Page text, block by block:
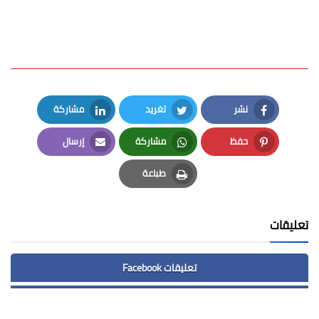
نشر
Facebook
تغريد
Twitter
مشاركة
LinkedIn
حفظ
Pinterest
مشاركة
Whatsapp
إرسال
Email
طباعة
Print
تعليقات
تعليقات Facebook